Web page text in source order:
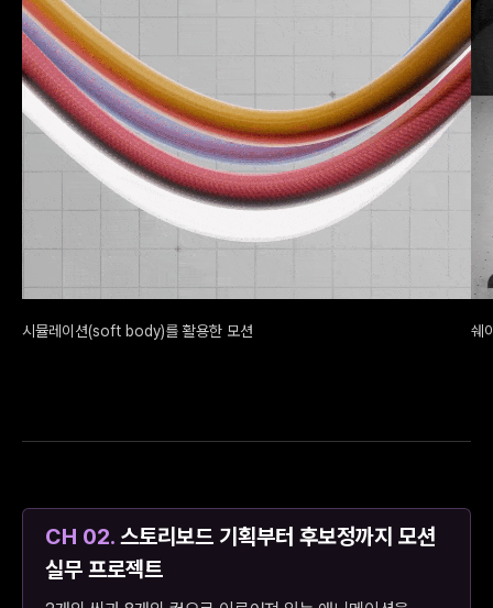
시뮬레이션(soft body)를 활용한 모션 쉐
CH 02. 스토리보드 기획부터 후보정까지 모션
실무 프로젝트